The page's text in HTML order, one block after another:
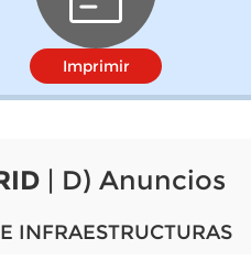
Imprimir
| D) Anuncios
INFRAESTRUCTURAS